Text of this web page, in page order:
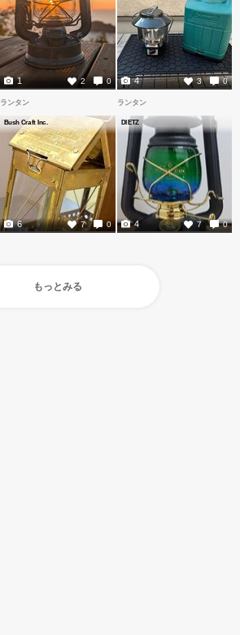
2 0
1 3 0
4
ランタン
Bush Craft Inc.
7 0
6
ランタン
DIETZ
7 0
4
もっとみる